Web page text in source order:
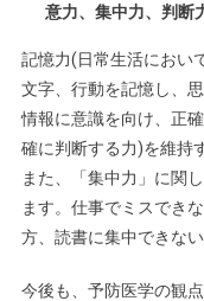
意力、集中力、判断
記憶力(日常生活におい
文字、行動を記憶し、
情報に意識を向け、正
確に判断する力)を維持
また、「集中力」に関
ます。仕事でミスでき
方、読書に集中できな
今後も、予防医学の観